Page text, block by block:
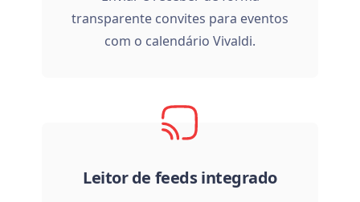
transparente convites para eventos
com o calendário Vivaldi.
Leitor de feeds integrado